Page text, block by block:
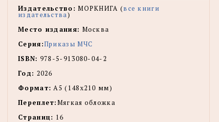
Издательство: МОРКНИГА (все книги
издательства)
Место издания: Москва
Серия:Приказы МЧС
ISBN: 978-5-913080-04-2
Год: 2026
Формат: А5 (148x210 мм)
Переплет:Мягкая обложка
Страниц: 16